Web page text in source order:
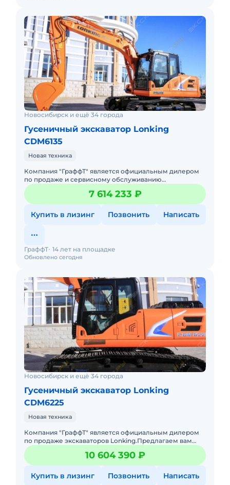
Новосибирск и ещё 34 города
Гусеничный экскаватор Lonking
CDM6135
Новая техника
Компания "ГраффТ" является официальным дилером
по продаже и сервисному обслуживанию
экскаваторов Lonking.Предлагаем вам Гусеничный
экскаватор Lonking CDM6135и д
7 614 233 ₽
Купить в лизинг Позвонить Написать
Обновлено сегодня
ГраффТ 14 лет на площадке
Новосибирск и ещё 34 города
Гусеничный экскаватор Lonking
CDM6225
Новая техника
Компания "ГраффТ" является официальным дилером
по продаже экскаваторов Lonking.Предлагаем вам
Гусеничный экскаватор Lonking CDM6225и другую
спецтехнику под брен10 604 390 ₽
Купить в лизинг Позвонить Написать